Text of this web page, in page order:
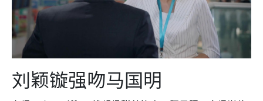
刘颖镟强吻马国明